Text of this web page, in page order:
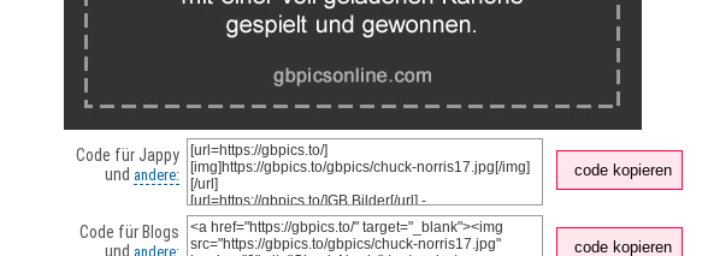
Code für Jappy
und andere: code kopieren
Code für Blogs
und andere: code kopieren